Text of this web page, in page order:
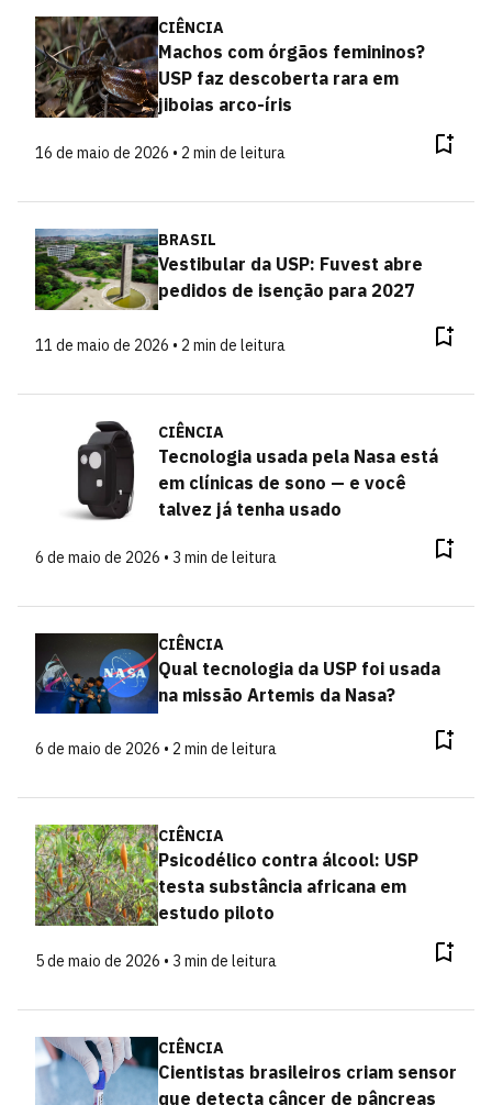
CIÊNCIA
Machos com órgãos femininos?
USP faz descoberta rara em
jiboias arco-íris
16 de maio de 2026 • 2 min de leitura
BRASIL
Vestibular da USP: Fuvest abre
pedidos de isenção para 2027
11 de maio de 2026 • 2 min de leitura
CIÊNCIA
Tecnologia usada pela Nasa está
em clínicas de sono — e você
talvez já tenha usado
6 de maio de 2026 • 3 min de leitura
CIÊNCIA
Qual tecnologia da USP foi usada
na missão Artemis da Nasa?
6 de maio de 2026 • 2 min de leitura
CIÊNCIA
Psicodélico contra álcool: USP
testa substância africana em
estudo piloto
5 de maio de 2026 • 3 min de leitura
CIÊNCIA
Cientistas brasileiros criam sensor
que detecta câncer de pâncreas